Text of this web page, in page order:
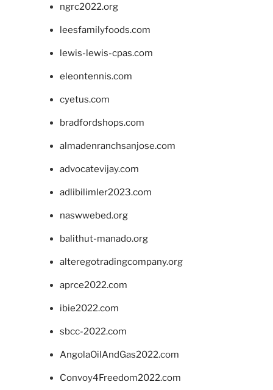
ngrc2022.org
leesfamilyfoods.com
lewis-lewis-cpas.com
eleontennis.com
cyetus.com
bradfordshops.com
almadenranchsanjose.com
advocatevijay.com
adlibilimler2023.com
naswwebed.org
balithut-manado.org
alteregotradingcompany.org
aprce2022.com
ibie2022.com
sbcc-2022.com
AngolaOilAndGas2022.com
Convoy4Freedom2022.com